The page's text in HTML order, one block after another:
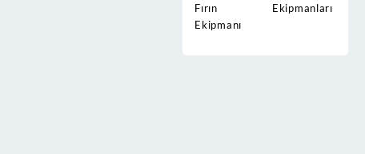
Fırın
Ekipmanı
Ekipmanları